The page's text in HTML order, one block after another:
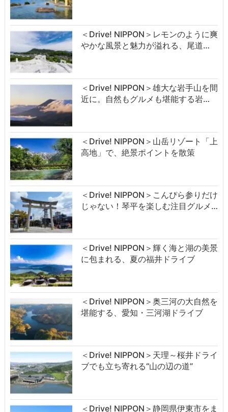
＜Drive! NIPPON＞レモンのように爽
やかな風景と魅力が溢れる、尾道…
＜Drive! NIPPON＞雄大な岩手山を間
近に。自然もグルメも堪能する岩…
＜Drive! NIPPON＞山岳リゾート「上
高地」で、絶景ポイントを散策
＜Drive! NIPPON＞こんぴら参りだけ
じゃない！琴平を楽しむ注目グルメ…
＜Drive! NIPPON＞輝く海と湖の美景
に包まれる、夏の福井ドライブ
＜Drive! NIPPON＞奥三河の大自然を
堪能する、愛知・三河湖ドライブ
＜Drive! NIPPON＞天理～桜井ドライ
ブでも立ち寄れる“山の辺の道”
＜Drive! NIPPON＞静岡県伊東市をま